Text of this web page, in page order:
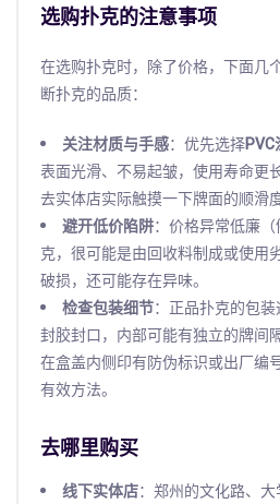
选购扑克的注意事项
在选购扑克时，除了价格，下面几
断扑克的品质：
关注材质与手感：优先选择PVC
表面光滑、不易起皱，使用寿命更
去实体店实际触摸一下牌面的顺滑度
避开低价陷阱：价格异常低廉
克，很可能是由回收料制成或使用
破损，还可能存在异味。
检查包装细节：正品扑克的包
封胶封口，内部可能有独立的牌间
在盒盖内侧印有防伪标识或出厂编
有效方法。
去哪里购买
线下实体店：郑州的文化路、